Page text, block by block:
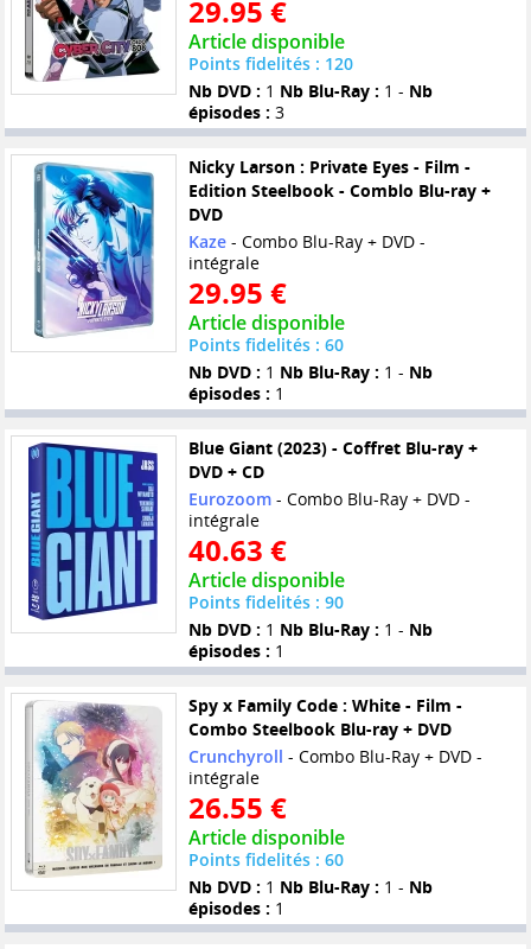
29.95 €
Article disponible
Points fidelités : 120
Nb DVD : 1 Nb Blu-Ray : 1 - Nb
épisodes : 3
Nicky Larson : Private Eyes - Film -
Edition Steelbook - Comblo Blu-ray +
DVD
Kaze- Combo Blu-Ray + DVD -
intégrale
29.95 €
Article disponible
Points fidelités : 60
Nb DVD : 1 Nb Blu-Ray : 1 - Nb
épisodes : 1
Blue Giant (2023) - Coffret Blu-ray +
DVD + CD
Eurozoom- Combo Blu-Ray + DVD -
intégrale
40.63 €
Article disponible
Points fidelités : 90
Nb DVD : 1 Nb Blu-Ray : 1 - Nb
épisodes : 1
Spy x Family Code : White - Film -
Combo Steelbook Blu-ray + DVD
Crunchyroll - Combo Blu-Ray + DVD -
intégrale
26.55 €
Article disponible
Points fidelités : 60
Nb DVD : 1 Nb Blu-Ray : 1 - Nb
épisodes : 1